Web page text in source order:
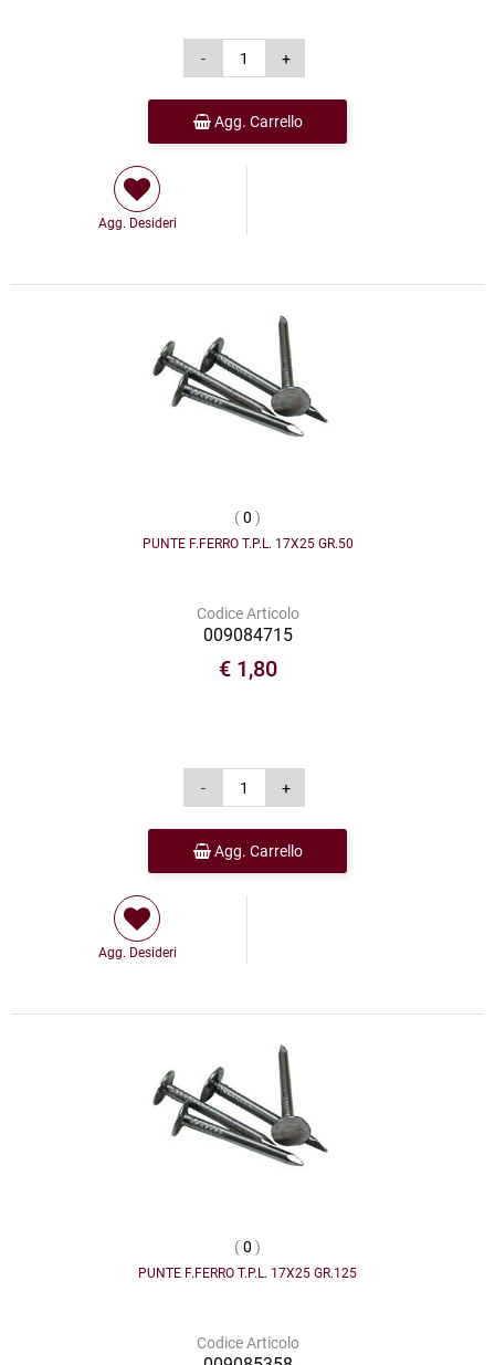
Agg. Carrello
Agg. Desideri
(0 )
PUNTE F.FERRO T.P.L. 17X25 GR.50
Codice Articolo
009084715
€ 1,80
Agg. Carrello
Agg. Desideri
(0 )
PUNTE F.FERRO T.P.L. 17X25 GR.125
Codice Articolo